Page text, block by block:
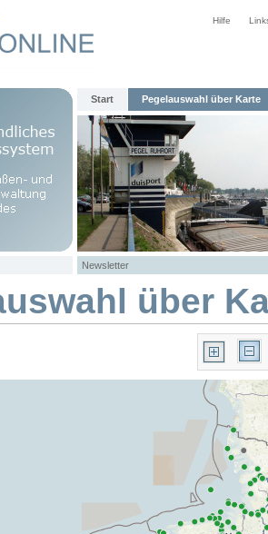
Hilfe
Start Pegelauswahl über Karte
Newsletter
über